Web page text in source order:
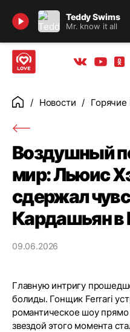
Teddy Swims
Mr. know it all
Найти
Вконтакте
Youtube
ГлавнаяНовости Горячие
Воздушный
мир: Льюис
сдержал
Кардашьян в
09.06.2026
Главную интригу
болиды. Гонщик Ferrari
романтическое шоу
звездой этого момента